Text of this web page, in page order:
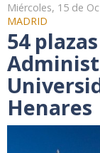
Miércoles, 15 de
MADRID
54
Henares